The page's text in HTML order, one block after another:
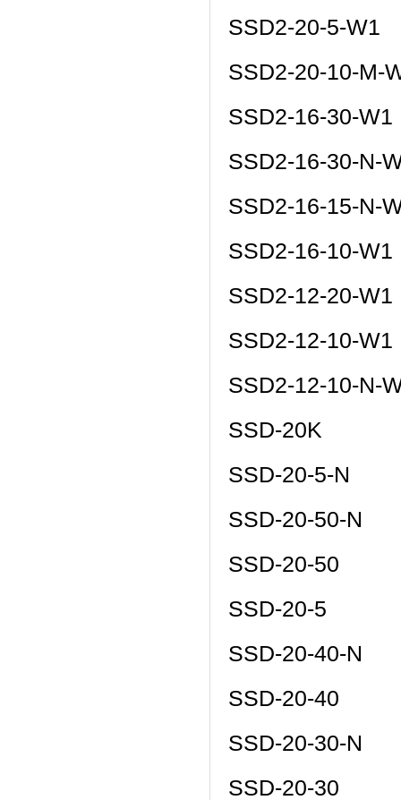
SSD2-20-5-W1
SSD2-20-10-M-
SSD2-16-30-W1
SSD2-16-30-N-
SSD2-16-15-N-
SSD2-16-10-W1
SSD2-12-20-W1
SSD2-12-10-W1
SSD2-12-10-N-
SSD-20K
SSD-20-5-N
SSD-20-50-N
SSD-20-50
SSD-20-5
SSD-20-40-N
SSD-20-40
SSD-20-30-N
SSD-20-30